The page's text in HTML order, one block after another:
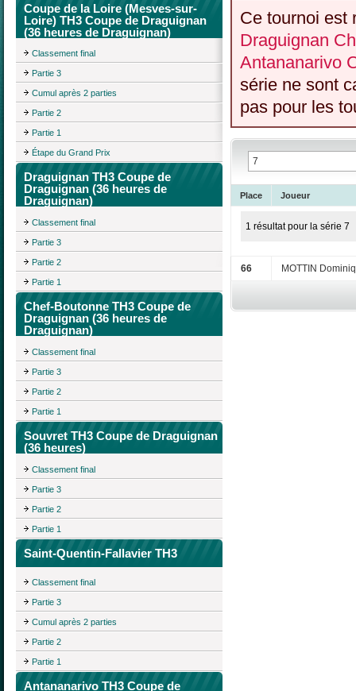
Coupe de la Loire (Mesves-sur-
Loire) TH3 Coupe de Draguignan
(36 heures de Draguignan)
Classement final
Partie 3
Cumul après 2 parties
Partie 2
Partie 1
Étape du Grand Prix
Draguignan TH3 Coupe de
Draguignan (36 heures de
Draguignan)
Classement final
Partie 3
Partie 2
Partie 1
Chef-Boutonne TH3 Coupe de
Draguignan (36 heures de
Draguignan)
Classement final
Partie 3
Partie 2
Partie 1
Souvret TH3 Coupe de Draguignan
(36 heures)
Classement final
Partie 3
Partie 2
Partie 1
Saint-Quentin-Fallavier TH3
Classement final
Partie 3
Cumul après 2 parties
Partie 2
Partie 1
Antananarivo TH3 Coupe de
Ce tournoi est
Draguignan
Antananarivo
série ne sont
pas pour les
Place Joueur
1 résultat pour la série 7
66 MOTTIN